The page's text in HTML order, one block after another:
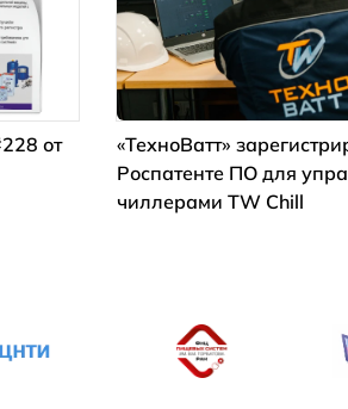
от
«ТехноВатт»
Роспатенте ПО для
чиллерами TW Chill